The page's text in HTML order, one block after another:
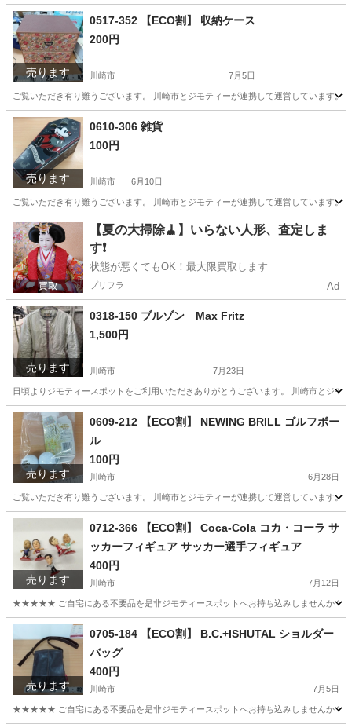
神奈川 川崎市 リユース
売ります
0517-352 【ECO割】 収納ケース
200円
川崎市 7月5日
ご覧いただき有り難うございます。 川崎市とジモティーが連携して運営していま
神奈川 川崎市 収納家具
売ります
0610-306 雑貨
100円
川崎市 6月10日
ご覧いただき有り難うございます。 川崎市とジモティーが連携して運営していま
神奈川 インテリア雑貨/小物 リユース
【夏の大掃除🧹】いらない人形、査定しま
す❗️
状態が悪くてもOK！最大限買取します
プリフラ Ad
売ります
0318-150 ブルゾン Max Fritz
1,500円
川崎市 7月23日
日頃よりジモティースポットをご利用いただきありがとうございます。 川崎市とジ
神奈川 川崎市 服/ファッション リユース
売ります
0609-212 【ECO割】 NEWING BRILL ゴルフボー
ル
100円
川崎市 6月28日
ご覧いただき有り難うございます。 川崎市とジモティーが連携して運営していま
神奈川 川崎市 BRILL
売ります
0712-366 【ECO割】 Coca-Cola コカ・コーラ サ
ッカーフィギュア サッカー選手フィギュア
400円
川崎市 7月12日
★★★★★ ご自宅にある不要品を是非ジモティースポットへお持ち込みしませんか？
神奈川 川崎市 現地
売ります
0705-184 【ECO割】 B.C.+ISHUTAL ショルダー
バッグ
400円
川崎市 7月5日
★★★★★ ご自宅にある不要品を是非ジモティースポットへお持ち込みしませんか？